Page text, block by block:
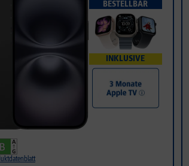
BESTELLBAR
INKLUSIVE